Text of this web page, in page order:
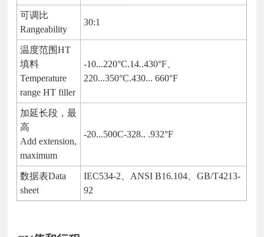
可调比
Rangeability
30:1
温度范围HT
填料
Temperature
range HT filler
-10...220°C.14..430°F、
220...350°C.430... 660°F
加延长段，最
高
Add extension,
maximum
-20...500C-328.. .932°F
数据表Data
sheet
IEC534-2、ANSI B16.104、GB/T4213-
92